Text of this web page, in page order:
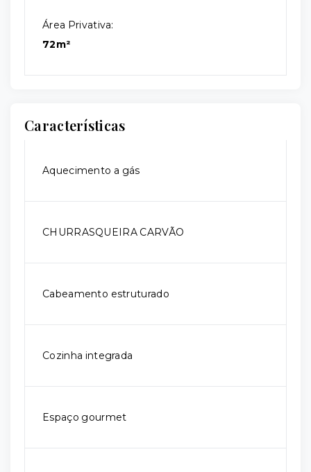
Área Privativa:
72m²
Características
Aquecimento a gás
CHURRASQUEIRA CARVÃO
Cabeamento estruturado
Cozinha integrada
Espaço gourmet